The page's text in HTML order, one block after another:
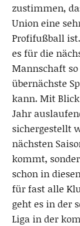
zustimmen,
Union eine
Profifußball
es für die
Mannschaft
übernächste
kann. Mit
Jahr
sichergestellt
nächsten
kommt,
schon in
für fast alle
geht es in der
Liga in der